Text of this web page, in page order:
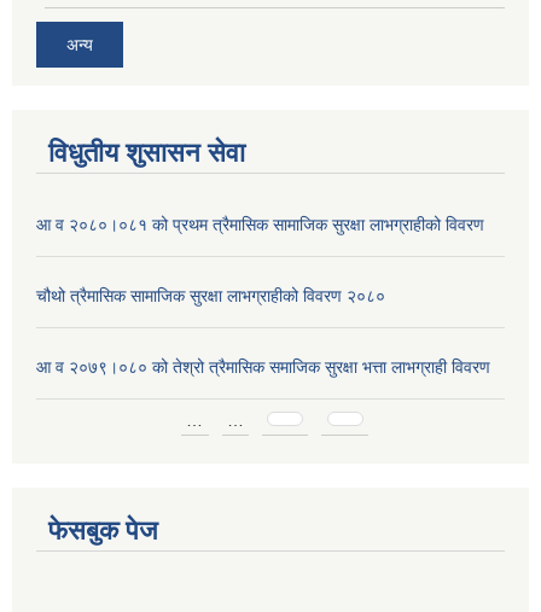
अन्य
विधुतीय शुसासन सेवा
आ व २०८०।०८१ को प्रथम त्रैमासिक सामाजिक सुरक्षा लाभग्राहीको विवरण
चौथो त्रैमासिक सामाजिक सुरक्षा लाभग्राहीको विवरण २०८०
आ व २०७९।०८० को तेश्रो त्रैमासिक समाजिक सुरक्षा भत्ता लाभग्राही विवरण
फेसबुक पेज